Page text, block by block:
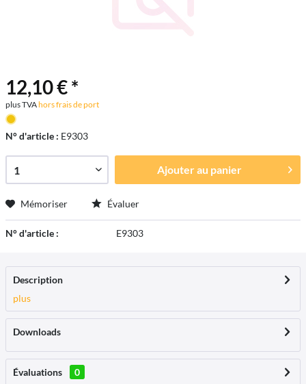
12,10 € *
plus TVAhors frais de port
N° d'article : E9303
Ajouter au panier
Mémoriser Évaluer
N° d'article : E9303
Description
plus
Downloads
Évaluations
0